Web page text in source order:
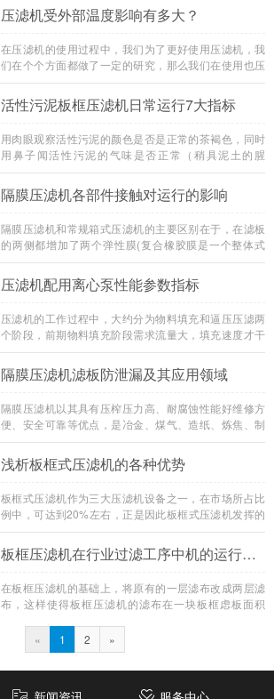
了解下江苏纺织厂废水处理案例。
压滤机受外部温度影响有多大？
在压滤机的使用过程中，我们为了更好使用压滤机，我
们在个个方面都做了一定的研究，那么我们在使用也压
滤机的过程之中，环境之中的温度会对压滤机起到何种
影响，何种表现，我们有应该何以处理。我们今天就来
说说。
活性污泥板框压滤机日常运行7大指标
用肉眼观察活性污泥的颜色是否是正常的茶褐色，同时
用鼻子闻活性污泥的气味是否正常（稍具泥土的腥
味）。若是污泥发黑发臭，通常是曝气充氧不足；若是
污泥色泽较淡，通常是曝气充氧过度或负荷过低。（参
见我们之的发文，2看1闻，判断好氧系统运行状态）
隔膜压滤机各部件接触对运行的影响
隔膜压滤机和常规箱式压滤机的主要区别在于，在滤板
的两侧都增加了两个弹性膜(复合橡胶膜是一个整体式
膜。在操作期间，当进料完成时，将高压流体介质注入
膜中，并使整个膜膨胀以过滤滤饼，以进一步使滤饼脱
水，这是压力过滤。在隔膜压滤机运行期间，液压系统
压滤机配用离心泵性能参数指标
压滤机的工作过程中，大约分为物料填充和逼压压滤两
个阶段，前期物料填充阶段需求流量大，填充速度才干
快，工作效率才会高；而压滤阶段则需求流体压力高，
流量小。客户在选购离心泵时，常常把实践需求的最高
压力标定为选型压力，把填充时的最大流量标定为选型
隔膜压滤机滤板防泄漏及其应用领域
隔膜压滤机以其具有压榨压力高、耐腐蚀性能好维修方
便、安全可靠等优点，是冶金、煤气、造纸、炼焦、制
药、食品、酿造、精细化工等行业客户的不二选择。隔
膜压滤机与普通厢式压滤机的主要不同之处就是在滤板
的两侧加装了两块弹性膜（复合橡胶隔膜是整体膜
入隔膜板中，这时整张隔膜就会鼓起，压迫滤饼，从而
实现滤饼的进一步脱水，就是压榨过滤。
浅析板框式压滤机的各种优势
板框式压滤机作为三大压滤机设备之一，在市场所占比
例中，可达到20%左右，正是因此板框式压滤机发挥的
在工业生产的今天， 发挥着不可替代的作用。所以我们
就来详细分析一下板框式压滤机。
板框压滤机在行业过滤工序中机的运行细节
在板框压滤机的基础上，将原有的一层滤布改成两层滤
布，这样使得板框压滤机的滤布在一块板框虑板面积
性炭，利用滤布两面的支持，将活性炭的均匀的分布在
其中。这样就可以实现板框压滤机的多功能的过滤分离
效果。
« 1 2 »